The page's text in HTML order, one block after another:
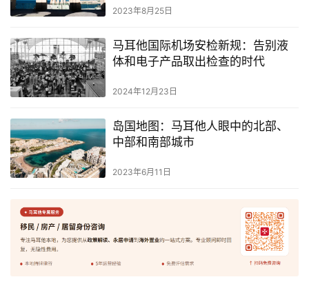
他
民
留
学
育
导
航
2023年8月25日
马耳他国际机场安检新规：告别液
体和电子产品取出检查的时代
2024年12月23日
岛国地图：马耳他人眼中的北部、
中部和南部城市
2023年6月11日